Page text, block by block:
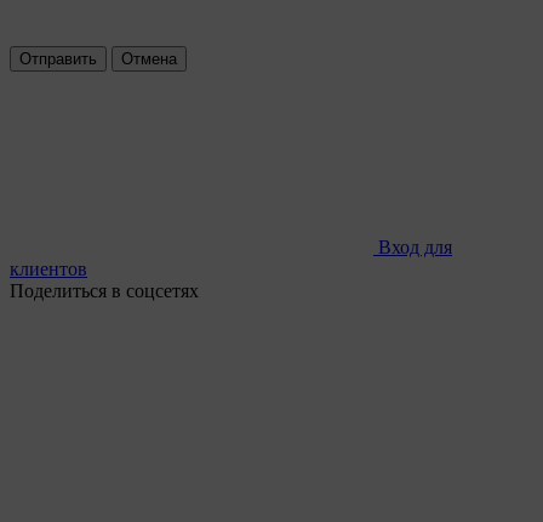
Отправить Отмена
Вход для
клиентов
Поделиться в соцсетях